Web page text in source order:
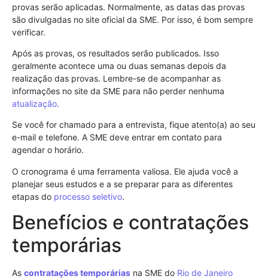
provas serão aplicadas. Normalmente, as datas das provas
são divulgadas no site oficial da SME. Por isso, é bom sempre
verificar.
Após as provas, os resultados serão publicados. Isso
geralmente acontece uma ou duas semanas depois da
realização das provas. Lembre-se de acompanhar as
informações no site da SME para não perder nenhuma
atualização.
Se você for chamado para a entrevista, fique atento(a) ao seu
e-mail e telefone. A SME deve entrar em contato para
agendar o horário.
O cronograma é uma ferramenta valiosa. Ele ajuda você a
planejar seus estudos e a se preparar para as diferentes
etapas do processo seletivo.
Benefícios e contratações
temporárias
As contratações temporárias na SME do Rio de Janeiro